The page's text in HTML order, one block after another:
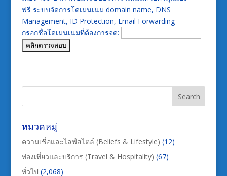
ฟรี ระบบจัดการโดเมนเนม domain name, DNS
Management, ID Protection, Email Forwarding
กรอกชื่อโดเมนเนมที่ต้องการจด:
หมวดหมู่
ความเชื่อและไลฟ์สไตล์ (Beliefs & Lifestyle) (12)
ท่องเที่ยวและบริการ (Travel & Hospitality) (67)
ทั่วไป (2,068)